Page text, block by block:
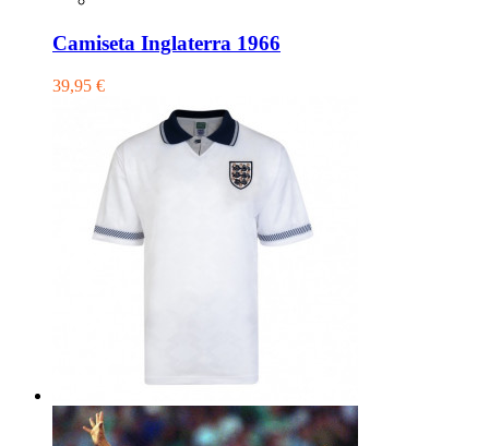
Camiseta Inglaterra 1966
39,95 €